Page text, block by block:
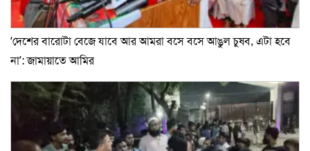
‘দেশের বারোটা বেজে যাবে আর আমরা বসে বসে আঙুল চুষব, এটা হবে
না’: জামায়াতে আমির